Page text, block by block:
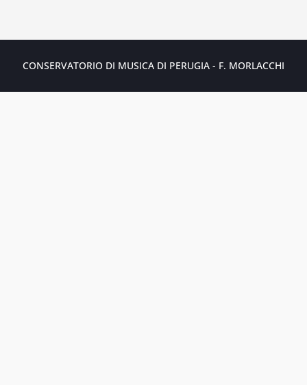
CONSERVATORIO DI MUSICA DI PERUGIA - F. MORLACCHI